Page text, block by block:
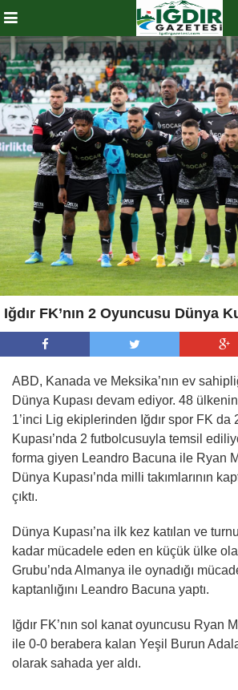
Iğdır FK’nın 2 Oyuncusu Dünya
ABD, Kanada ve Meksika’nın ev
Dünya Kupası devam ediyor. 48
1’inci Lig ekiplerinden Iğdır spor FK da
Kupası’nda 2 futbolcusuyla temsil
forma giyen Leandro Bacuna ile Ryan
Dünya Kupası’nda milli takımlarının
çıktı.
Dünya Kupası’na ilk kez katılan ve
kadar mücadele eden en küçük ülke
Grubu’nda Almanya ile oynadığı
kaptanlığını Leandro Bacuna yaptı.
Iğdır FK’nın sol kanat oyuncusu Ryan
ile 0-0 berabera kalan Yeşil Burun
olarak sahada yer aldı.